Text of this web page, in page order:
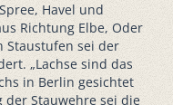
Havel und
Richtung Elbe, Oder
Staustufen sei der
„Lachse sind das
in Berlin gesichtet
der Stauwehre sei die